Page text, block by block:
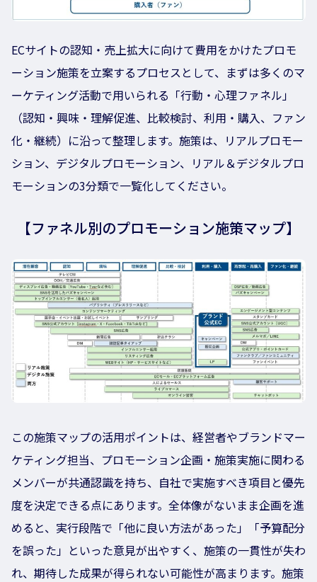
ECサイトの認知・売上拡大に向けて費用をかけたプロモ
ーション施策を立案するプロセスとして、まずは多くのマ
ーケティング活動で用いられる「行動・心理ファネル」
（認知・興味・理解促進、比較検討、利用・購入、ファン
化・継続）に沿って整理します。施策は、リアルプロモー
ション、デジタルプロモーション、リアル＆デジタルプロ
モーションの3分類で一覧化してください。
【ファネル別のプロモーション施策マップ】
この施策マップの活用ポイントは、経営者やブランドマー
ケティング担当、プロモーション企画・施策実施に関わる
メンバーが共通認識を持ち、自社で実施すべき項目と優先
度を決定できる点にあります。全体像がないまま企画を進
めると、実行段階で「他に良い方法があった」「予算配分
を誤った」といった意見が出やすく、施策の一貫性が失わ
れ、期待した成果が得られない可能性が高まります。施策